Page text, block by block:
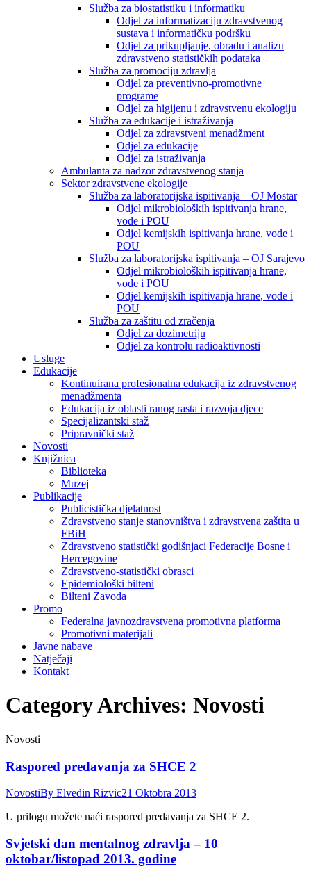
Služba za biostatistiku i informatiku
Odjel za informatizaciju zdravstvenog
sustava i informatičku podršku
Odjel za prikupljanje, obradu i analizu
zdravstveno statističkih podataka
Služba za promociju zdravlja
Odjel za preventivno-promotivne
programe
Odjel za higijenu i zdravstvenu ekologiju
Služba za edukacije i istraživanja
Odjel za zdravstveni menadžment
Odjel za edukacije
Odjel za istraživanja
Ambulanta za nadzor zdravstvenog stanja
Sektor zdravstvene ekologije
Služba za laboratorijska ispitivanja – OJ Mostar
Odjel mikrobioloških ispitivanja hrane,
vode i POU
Odjel kemijskih ispitivanja hrane, vode i
POU
Služba za laboratorijska ispitivanja – OJ Sarajevo
Odjel mikrobioloških ispitivanja hrane,
vode i POU
Odjel kemijskih ispitivanja hrane, vode i
POU
Služba za zaštitu od zračenja
Odjel za dozimetriju
Odjel za kontrolu radioaktivnosti
Usluge
Edukacije
Kontinuirana profesionalna edukacija iz zdravstvenog
menadžmenta
Edukacija iz oblasti ranog rasta i razvoja djece
Specijalizantski staž
Pripravnički staž
Novosti
Knjižnica
Biblioteka
Muzej
Publikacije
Publicistička djelatnost
Zdravstveno stanje stanovništva i zdravstvena zaštita u
FBiH
Zdravstveno statistički godišnjaci Federacije Bosne i
Hercegovine
Zdravstveno-statistički obrasci
Epidemiološki bilteni
Bilteni Zavoda
Promo
Federalna javnozdravstvena promotivna platforma
Promotivni materijali
Javne nabave
Natječaji
Kontakt
Category Archives: Novosti
Novosti
Raspored predavanja za SHCE 2
NovostiBy Elvedin Rizvic21 Oktobra 2013
U prilogu možete naći raspored predavanja za SHCE 2.
Svjetski dan mentalnog zdravlja – 10
oktobar/listopad 2013. godine